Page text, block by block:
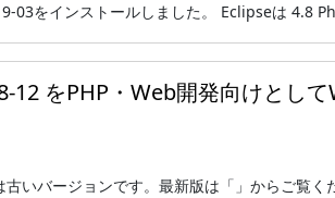
03をインストールしました。 Eclipseは 4.8
12 をPHP・Web開発向けとし
いバージョンです。最新版は「」からご覧く